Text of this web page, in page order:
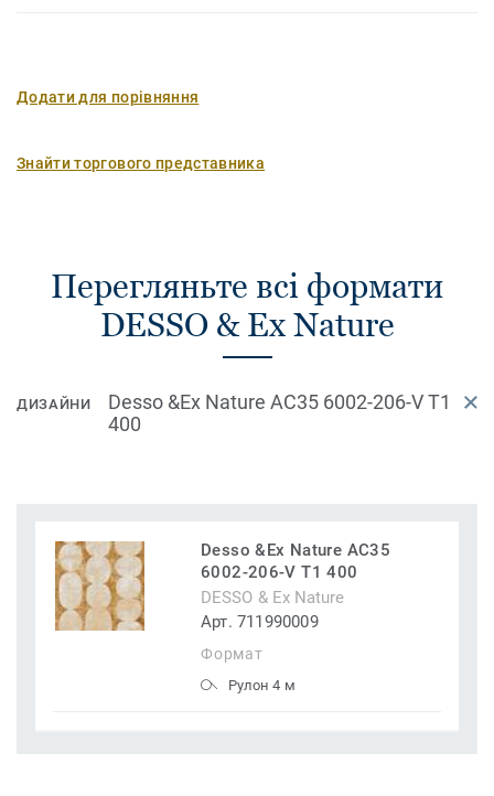
Додати для порівняння
Знайти торгового представника
Перегляньте всі формати
DESSO & Ex Nature
ДИЗАЙНИ
Desso &Ex Nature AC35 6002-206-V T1
400
Desso &Ex Nature AC35
6002-206-V T1 400
DESSO & Ex Nature
Арт. 711990009
Формат
Рулон 4 м